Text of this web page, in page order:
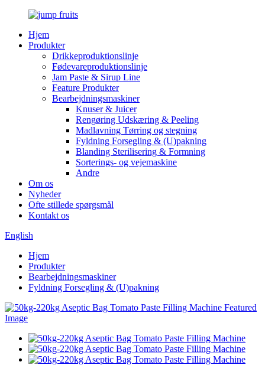
Hjem
Produkter
Drikkeproduktionslinje
Fødevareproduktionslinje
Jam Paste & Sirup Line
Feature Produkter
Bearbejdningsmaskiner
Knuser & Juicer
Rengøring Udskæring & Peeling
Madlavning Tørring og stegning
Fyldning Forsegling & (U)pakning
Blanding Sterilisering & Formning
Sorterings- og vejemaskine
Andre
Om os
Nyheder
Ofte stillede spørgsmål
Kontakt os
English
Hjem
Produkter
Bearbejdningsmaskiner
Fyldning Forsegling & (U)pakning